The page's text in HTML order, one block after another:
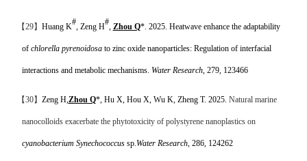
【29】 Huang K# , Zeng H# Zhou Q*. 2025. Heatwave enhance the adaptability
of chlorella pyrenoidosato zinc oxide nanoparticles: Regulation of interfacial
interactions and metabolic mechanisms. Water Research, 279, 123466
【30】 Zeng H, Zhou Q*, Hu X, Hou X, Wu K, Zheng T. 2025. Natural marine
nanocolloids exacerbate the phytotoxicity of polystyrene nanoplastics on
cyanobacterium Synechococcussp. Water Research, 286, 124262